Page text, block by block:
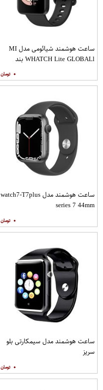
ساعت هوشمند شیائومی مدل MI
WHATCH Lite GLOBALl بند
۰
ساعت هوشمند مدل watch7-T7plus
series 7 44mm
۰
ساعت هوشمند مدل سیمکارتی بلو
سریز
۰